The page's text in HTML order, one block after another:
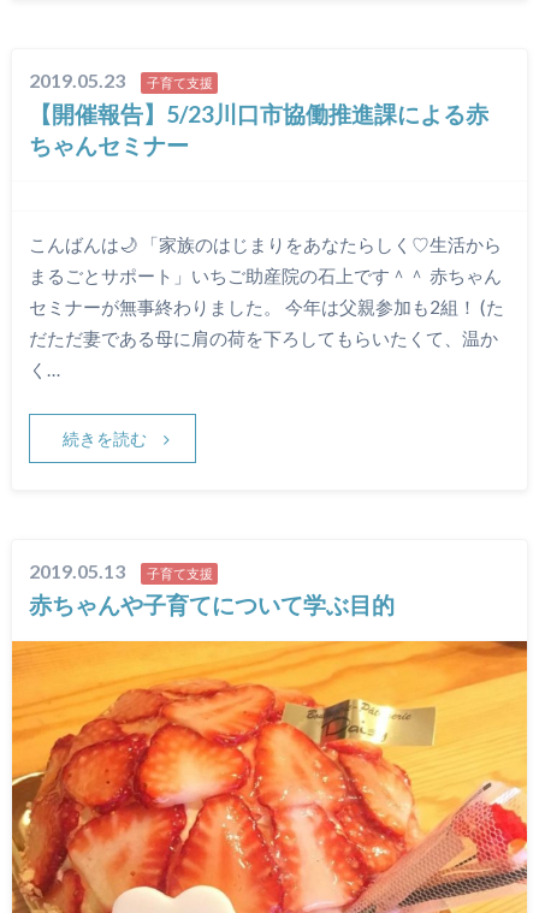
2019.05.23 子育て支援
【開催報告】5/23川口市協働推進課による赤
ちゃんセミナー
こんばんは🌙 「家族のはじまりをあなたらしく♡生活から
まるごとサポート」いちご助産院の石上です＾＾ 赤ちゃん
セミナーが無事終わりました。 今年は父親参加も2組！ (た
だただ妻である母に肩の荷を下ろしてもらいたくて、温か
く…
続きを読む
2019.05.13 子育て支援
赤ちゃんや子育てについて学ぶ目的